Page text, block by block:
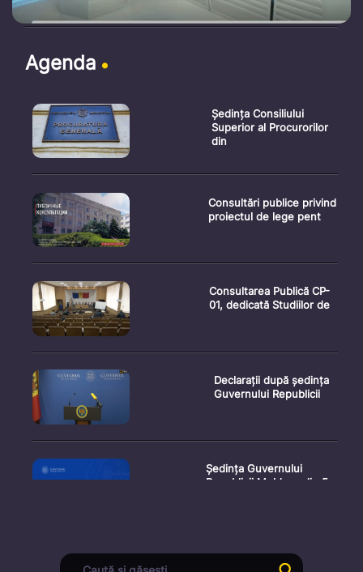
Agenda
Ședința Consiliului
Superior al Procurorilor
din
Consultări publice privind
proiectul de lege pent
Consultarea Publică CP-
01, dedicată Studiilor de
Declarații după ședința
Guvernului Republicii
Ședința Guvernului
Republicii Moldova din 5
Secretarul general al